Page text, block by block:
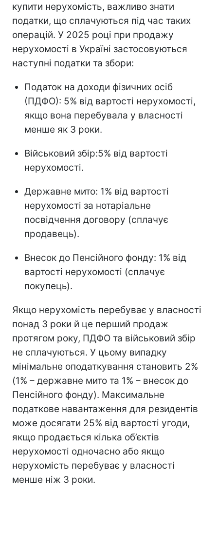
купити нерухомість, важливо знати
податки, що сплачуються під час таких
операцій. У 2025 році при продажу
нерухомості в Україні застосовуються
наступні податки та збори:
Податок на доходи фізичних осіб
(ПДФО): 5% від вартості нерухомості,
якщо вона перебувала у власності
менше як 3 роки.
Військовий збір:5% від вартості
нерухомості.
Державне мито: 1% від вартості
нерухомості за нотаріальне
посвідчення договору (сплачує
продавець).
Внесок до Пенсійного фонду: 1% від
вартості нерухомості (сплачує
покупець).
Якщо нерухомість перебуває у власності
понад 3 роки й це перший продаж
протягом року, ПДФО та військовий збір
не сплачуються. У цьому випадку
мінімальне оподаткування становить 2%
(1% – державне мито та 1% – внесок до
Пенсійного фонду). Максимальне
податкове навантаження для резидентів
може досягати 25% від вартості угоди,
якщо продається кілька об’єктів
нерухомості одночасно або якщо
нерухомість перебуває у власності
менше ніж 3 роки.